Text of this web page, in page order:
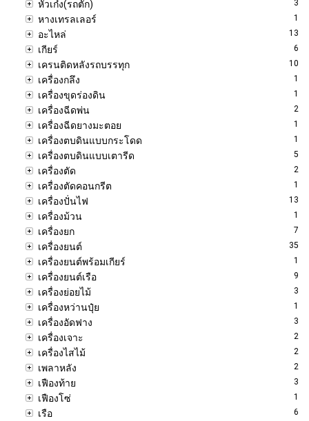
หัวเก๋ง(รถตัก) 3
หางเทรลเลอร์ 1
อะไหล่ 13
เกียร์ 6
เครนติดหลังรถบรรทุก 10
เครื่องกลึง 1
เครื่องขุดร่องดิน 1
เครื่องฉีดพ่น 2
เครื่องฉีดยางมะตอย 1
เครื่องตบดินแบบกระโดด 1
เครื่องตบดินแบบเตารีด 5
เครื่องตัด 2
เครื่องตัดคอนกรีต 1
เครื่องปั่นไฟ 13
เครื่องม้วน 1
เครื่องยก 7
เครื่องยนต์ 35
เครื่องยนต์พร้อมเกียร์ 1
เครื่องยนต์เรือ 9
เครื่องย่อยไม้ 3
เครื่องหว่านปุ๋ย 1
เครื่องอัดฟาง 3
เครื่องเจาะ 2
เครื่องไสไม้ 2
เพลาหลัง 2
เฟืองท้าย 3
เฟืองโซ่ 1
เรือ 6